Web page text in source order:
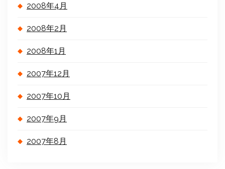
2008年4月
2008年2月
2008年1月
2007年12月
2007年10月
2007年9月
2007年8月